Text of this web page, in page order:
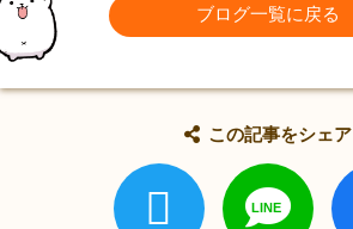
ブログ一覧に戻る
この記事をシェア